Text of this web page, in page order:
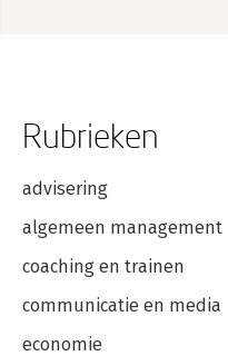
Rubrieken
advisering
algemeen management
coaching en trainen
communicatie en media
economie